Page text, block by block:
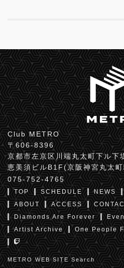
Club METRO
〒606-8396
京都市左京区川端丸太町下ル下
恵美須ビルB1F(京阪神宮丸太
075-752-4765
TOP SCHEDULE NEWS
ABOUT
ACCESS
Diamonds Are Forever
Artist Archive
One People
METRO WEB SITE Search